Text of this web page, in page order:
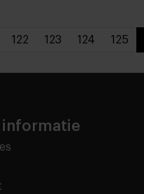
122 123 124 125
informatie